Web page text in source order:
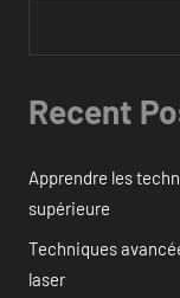
Recent
Apprendre les
supérieure
Techniques
laser